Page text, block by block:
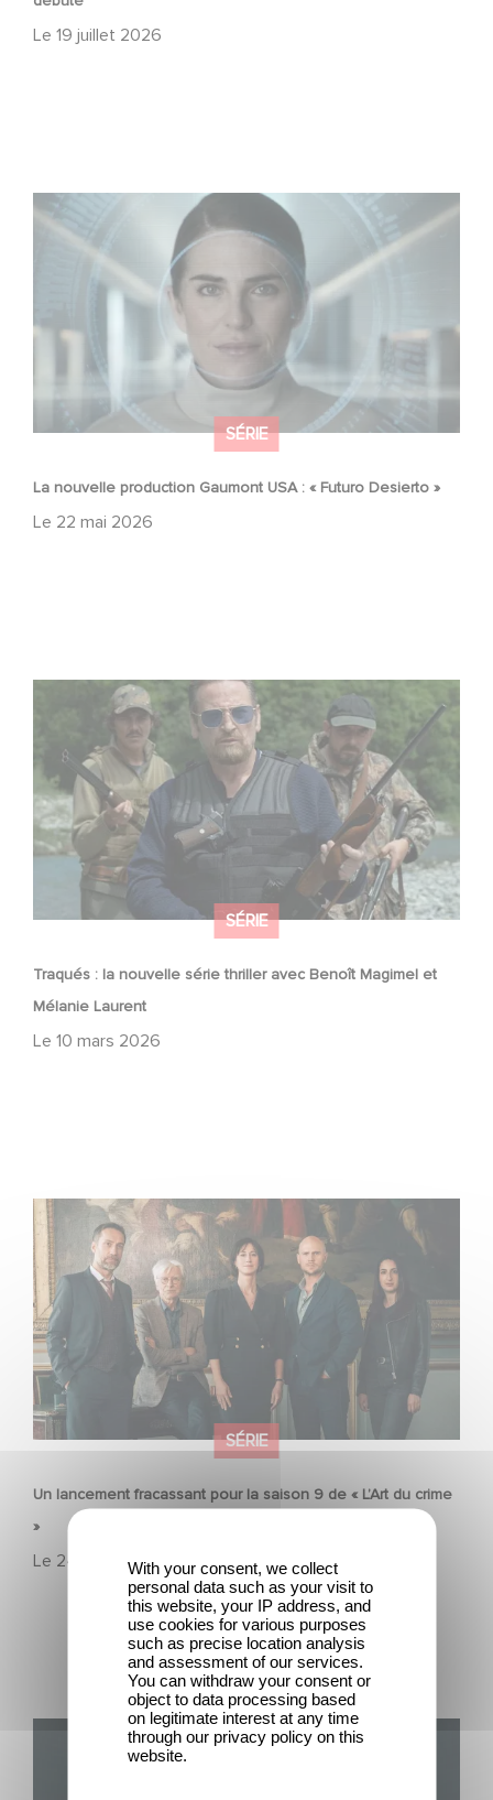
Le 19 juillet 2026
SÉRIE
La nouvelle production Gaumont USA : « Futuro Desierto »
Le 22 mai 2026
La nouvelle production Gaumont USA : « Futuro Desierto
SÉRIE
Traqués : la nouvelle série thriller avec Benoît Magimel et
Mélanie Laurent
Le 10 mars 2026
Traqués : la nouvelle série thriller avec Benoît Magimel et
Mélanie Laurent
SÉRIE
Un lancement fracassant pour la saison 9 de « L’Art du crime
»
Le 24 février 2026
Un lancement fracassant pour la saison 9 de « L’Art du
crime »
Unfamiliar N°1 du Top 10 Netflix des séries non
anglophones !
With your consent, we collect
personal data such as your visit to
this website, your IP address, and
use cookies for various purposes
such as precise location analysis
and assessment of our services.
You can withdraw your consent or
object to data processing based
on legitimate interest at any time
through our privacy policy on this
website.